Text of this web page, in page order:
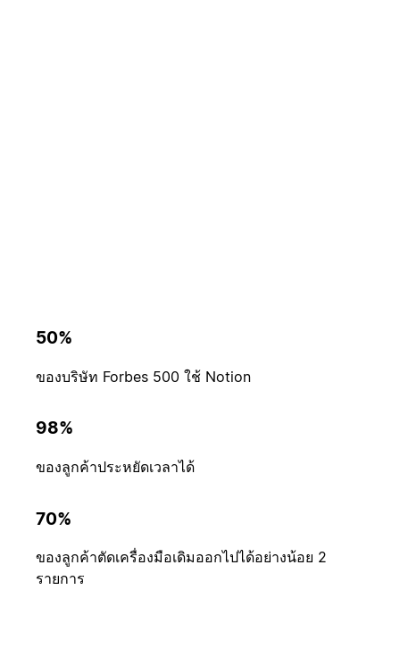
50%
ของบริษัท Forbes 500 ใช้ Notion
98%
ของลูกค้าประหยัดเวลาได้
70%
ของลูกค้าตัดเครื่องมือเดิมออกไปได้อย่างน้อย 2
รายการ